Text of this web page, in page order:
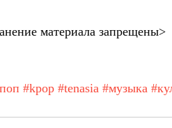
материала запрещены>
#kpop #tenasia #музыка